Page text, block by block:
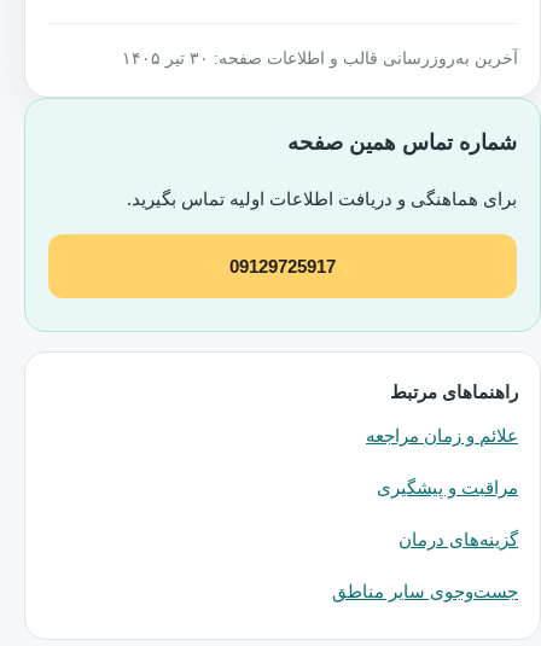
آخرین به‌روزرسانی قالب و اطلاعات صفحه: ۳۰ تیر ۱۴۰۵
شماره تماس همین صفحه
برای هماهنگی و دریافت اطلاعات اولیه تماس بگیرید.
09129725917
راهنماهای مرتبط
علائم و زمان مراجعه
مراقبت و پیشگیری
گزینه‌های درمان
جست‌وجوی سایر مناطق